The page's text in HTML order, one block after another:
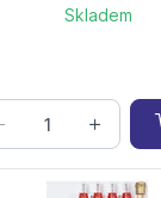
Skladem